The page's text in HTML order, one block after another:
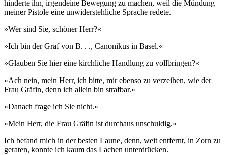
hinderte ihn, irgendeine Bewegung zu machen, weil die Mündung
meiner Pistole eine unwiderstehliche Sprache redete.
»Wer sind Sie, schöner Herr?«
»Ich bin der Graf von B. . ., Canonikus in Basel.«
»Glauben Sie hier eine kirchliche Handlung zu vollbringen?«
»Ach nein, mein Herr, ich bitte, mir ebenso zu verzeihen, wie der
Frau Gräfin, denn ich allein bin strafbar.«
»Danach frage ich Sie nicht.«
»Mein Herr, die Frau Gräfin ist durchaus unschuldig.«
Ich befand mich in der besten Laune, denn, weit entfernt, in Zorn zu
geraten, konnte ich kaum das Lachen unterdrücken.